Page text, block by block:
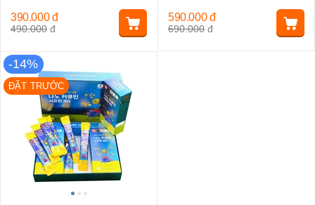
490.000 đ
390.000 đ
690.000 đ
590.000 đ
-14%
ĐẶT TRƯỚC